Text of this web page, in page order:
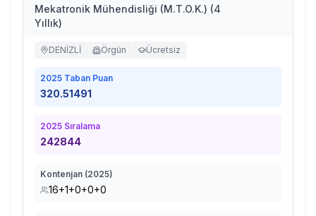
Mekatronik Mühendisliği (M.T.O.K.) (4
Yıllık)
DENİZLİ Örgün Ücretsiz
2025 Taban Puan
320.51491
2025 Sıralama
242844
Kontenjan (2025)
16+1+0+0+0